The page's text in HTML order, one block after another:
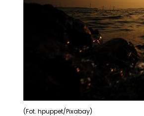
(Fot. hpuppet/Pixabay)